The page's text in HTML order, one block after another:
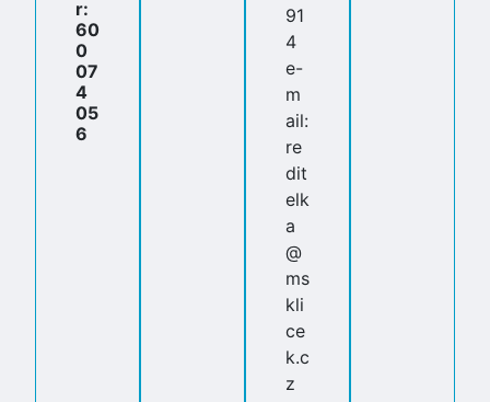
r:
60
0
07
4
05
6
91
4
e-
m
ail:
re
dit
elk
a
@
ms
kli
ce
k.c
z